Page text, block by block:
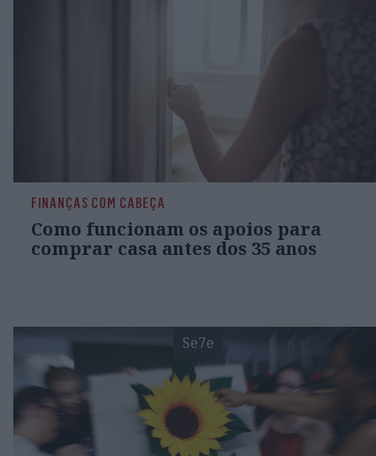
FINANÇAS COM CABEÇA
Como funcionam os apoios para
comprar casa antes dos 35 anos
Se7e